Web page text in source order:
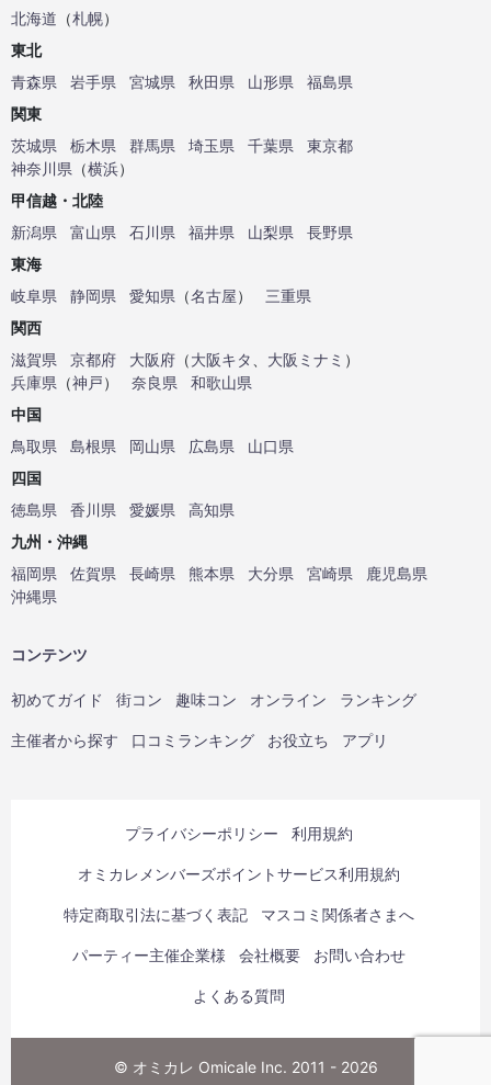
北海道 （札幌）
東北
青森県
岩手県 宮城県 秋田県 山形県
福島県
関東
茨城県
栃木県 群馬県 埼玉県 千葉県
東京都
神奈川県 （横浜）
甲信越・北陸
新潟県
富山県 石川県 福井県 山梨県
長野県
東海
岐阜県
静岡県 愛知県 （名古屋）
三重県
関西
滋賀県
京都府 大阪府 （大阪キタ 大阪ミナミ ）
兵庫県 （神戸） 奈良県
和歌山県
中国
鳥取県
島根県 岡山県 広島県
山口県
四国
徳島県
香川県 愛媛県
高知県
九州・沖縄
福岡県
佐賀県 長崎県 熊本県 大分県 宮崎県
鹿児島県
沖縄県
コンテンツ
初めてガイド 街コン 趣味コン オンライン ランキング
主催者から探す 口コミランキング お役立ち アプリ
プライバシーポリシー 利用規約
オミカレメンバーズポイントサービス利用規約
特定商取引法に基づく表記 マスコミ関係者さまへ
パーティー主催企業様 会社概要 お問い合わせ
よくある質問
© オミカレ Omicale Inc. 2011 - 2026